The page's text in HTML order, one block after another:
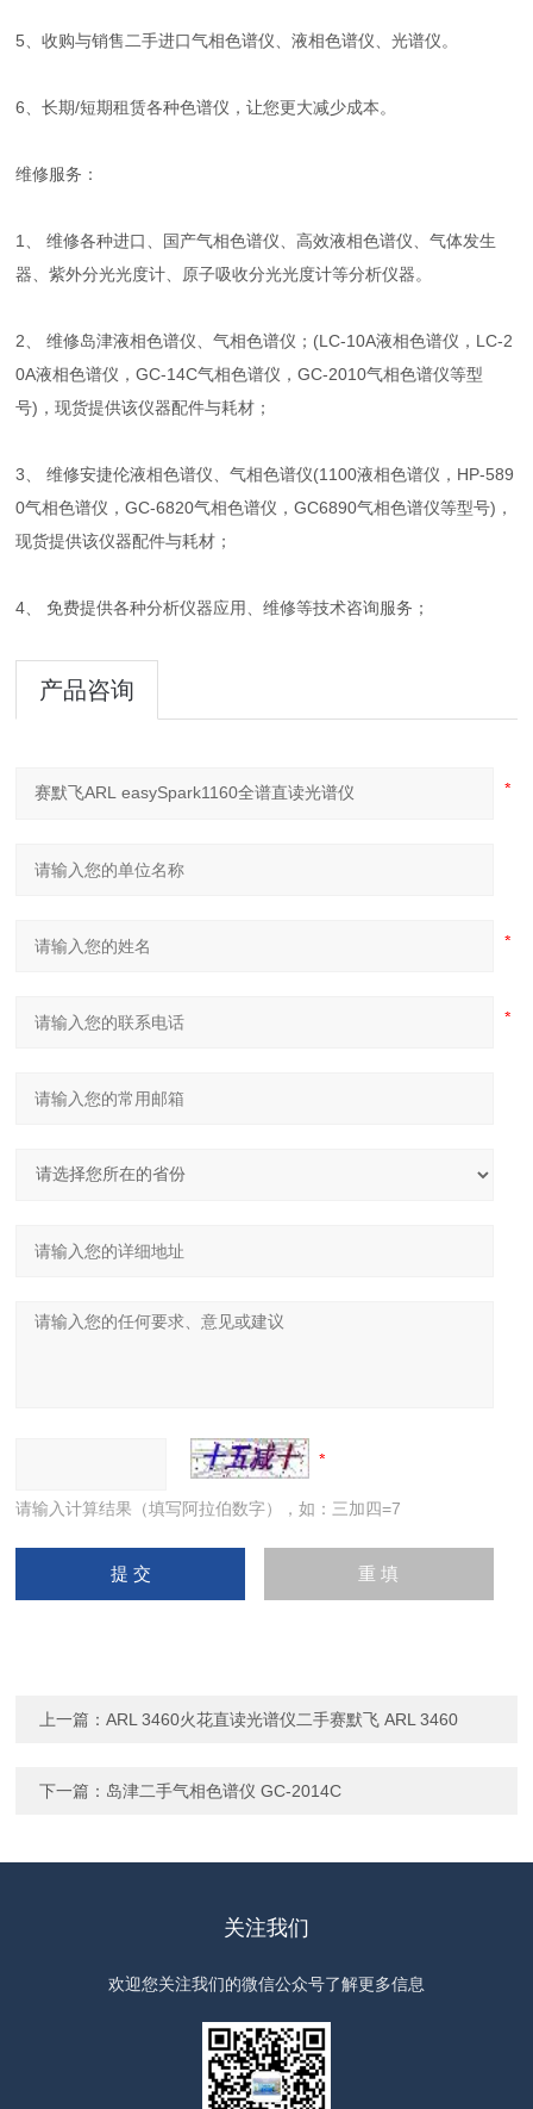
5、收购与销售二手进口气相色谱仪、液相色谱仪、光谱仪。
6、长期/短期租赁各种色谱仪，让您更大减少成本。
维修服务：
1、 维修各种进口、国产气相色谱仪、高效液相色谱仪、气体发生
器、紫外分光光度计、原子吸收分光光度计等分析仪器。
2、 维修岛津液相色谱仪、气相色谱仪；(LC-10A液相色谱仪，LC-2
0A液相色谱仪，GC-14C气相色谱仪，GC-2010气相色谱仪等型
号)，现货提供该仪器配件与耗材；
3、 维修安捷伦液相色谱仪、气相色谱仪(1100液相色谱仪，HP-589
0气相色谱仪，GC-6820气相色谱仪，GC6890气相色谱仪等型号)，
现货提供该仪器配件与耗材；
4、 免费提供各种分析仪器应用、维修等技术咨询服务；
产品咨询
请输入计算结果（填写阿拉伯数字），如：三加四=7
上一篇：ARL 3460火花直读光谱仪二手赛默飞 ARL 3460
下一篇： 岛津二手气相色谱仪 GC-2014C
关注我们
欢迎您关注我们的微信公众号了解更多信息